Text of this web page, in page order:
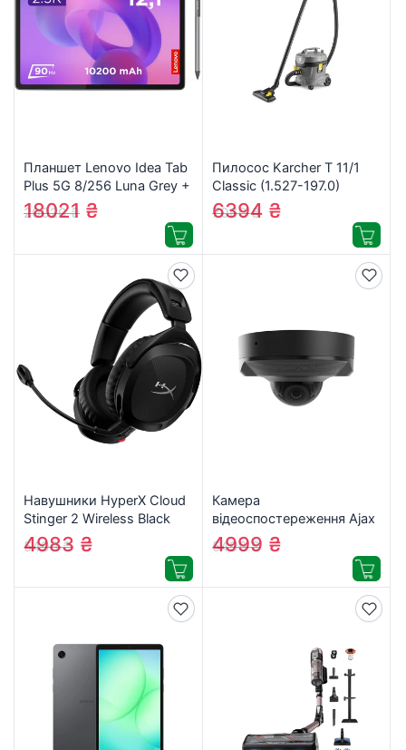
Планшет Lenovo Idea Tab
Plus 5G 8/256 Luna Grey +
Pen (ZAGF0114UA)
20020₴
18021 ₴
Пилосос Karcher T 11/1
Classic (1.527-197.0)
7060₴
6394 ₴
Навушники HyperX Cloud
Stinger 2 Wireless Black
(676A2AA)
5499₴
4983 ₴
Камера
відеоспостереження Ajax
DomeCam Mini (5/4.0)
black
5499₴
4999 ₴